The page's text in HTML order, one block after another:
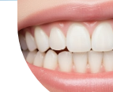
醫療新聞
種植牙dental